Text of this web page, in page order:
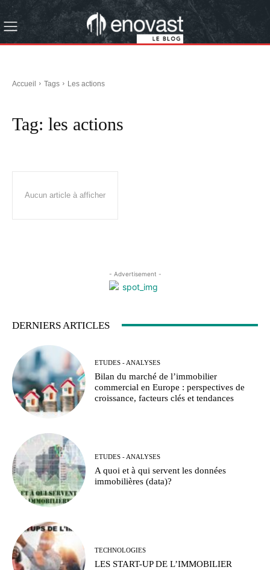
Accueil Tags Les actions
Tag: les actions
Aucun article à afficher
- Advertisement -
DERNIERS ARTICLES
ETUDES - ANALYSES
Bilan du marché de l’immobilier
commercial en Europe : perspectives de
croissance, facteurs clés et tendances
ETUDES - ANALYSES
A quoi et à qui servent les données
immobilières (data)?
TECHNOLOGIES
LES START-UP DE L’IMMOBILIER